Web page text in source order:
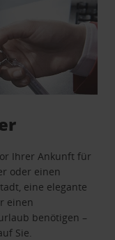
Ihrer Ankunft für
oder einen
eine elegante
einen
benötigen –
Sie.